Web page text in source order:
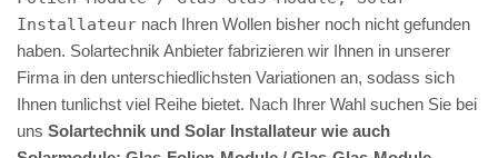
Installateur nach Ihren Wollen bisher noch nicht gefunden
haben. Solartechnik Anbieter fabrizieren wir Ihnen in unserer
Firma in den unterschiedlichsten Variationen an, sodass sich
Ihnen tunlichst viel Reihe bietet. Nach Ihrer Wahl suchen Sie bei
uns Solartechnik und Solar Installateur wie auch